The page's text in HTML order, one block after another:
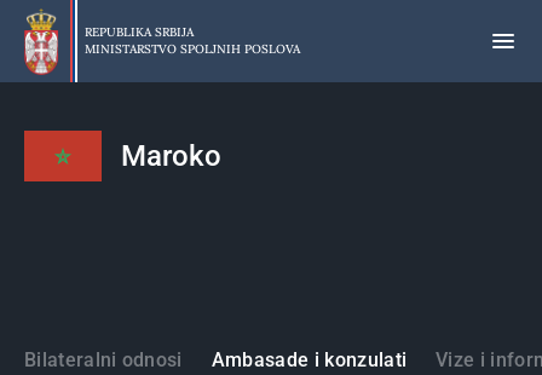
Preskoči
glavni
deo
REPUBLIKA SRBIJA
MINISTARSTVO SPOLJNIH POSLOVA
Maroko
Države
Bilateralni odnosi Ambasade i konzulati Vize i